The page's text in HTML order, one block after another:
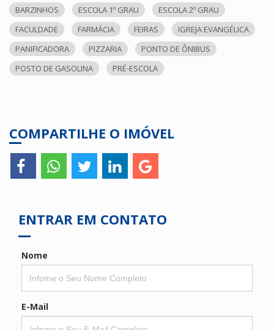
BARZINHOS ESCOLA 1º GRAU
ESCOLA 2º GRAU
FACULDADE
FARMÁCIA FEIRAS
IGREJA EVANGÉLICA
PANIFICADORA
PIZZARIA
PONTO DE ÔNIBUS
POSTO DE GASOLINA
PRÉ-ESCOLA
COMPARTILHE O IMÓVEL
ENTRAR EM CONTATO
Nome
E-Mail